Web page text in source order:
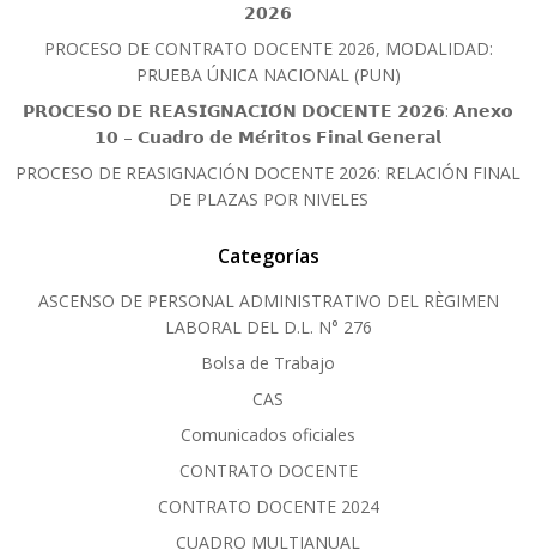
𝟮𝟬𝟮𝟲
PROCESO DE CONTRATO DOCENTE 2026, MODALIDAD:
PRUEBA ÚNICA NACIONAL (PUN)
𝗣𝗥𝗢𝗖𝗘𝗦𝗢 𝗗𝗘 𝗥𝗘𝗔𝗦𝗜𝗚𝗡𝗔𝗖𝗜𝗢́𝗡 𝗗𝗢𝗖𝗘𝗡𝗧𝗘 𝟮𝟬𝟮𝟲: 𝗔𝗻𝗲𝘅𝗼
𝟭𝟬 – 𝗖𝘂𝗮𝗱𝗿𝗼 𝗱𝗲 𝗠𝗲́𝗿𝗶𝘁𝗼𝘀 𝗙𝗶𝗻𝗮𝗹 𝗚𝗲𝗻𝗲𝗿𝗮𝗹
PROCESO DE REASIGNACIÓN DOCENTE 2026: RELACIÓN FINAL
DE PLAZAS POR NIVELES
Categorías
ASCENSO DE PERSONAL ADMINISTRATIVO DEL RÈGIMEN
LABORAL DEL D.L. N° 276
Bolsa de Trabajo
CAS
Comunicados oficiales
CONTRATO DOCENTE
CONTRATO DOCENTE 2024
CUADRO MULTIANUAL